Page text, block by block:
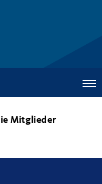
Mitglieder